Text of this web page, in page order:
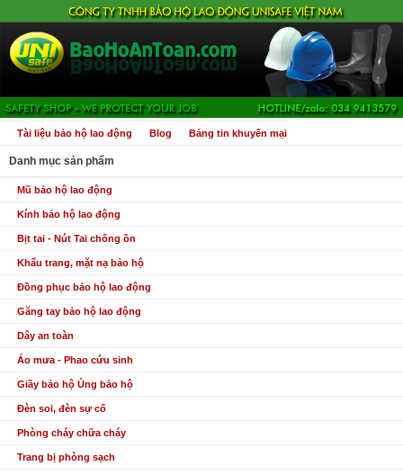
Tài liệu bảo hộ lao động Blog Bảng tin khuyến mại
Danh mục sản phẩm
Mũ bảo hộ lao động
Kính bảo hộ lao động
Bịt tai - Nút Tai chống ồn
Khẩu trang, mặt nạ bảo hộ
Đồng phục bảo hộ lao động
Găng tay bảo hộ lao động
Dây an toàn
Áo mưa - Phao cứu sinh
Giầy bảo hộ Ủng bảo hộ
Đèn soi, đèn sự cố
Phòng cháy chữa cháy
Trang bị phòng sạch